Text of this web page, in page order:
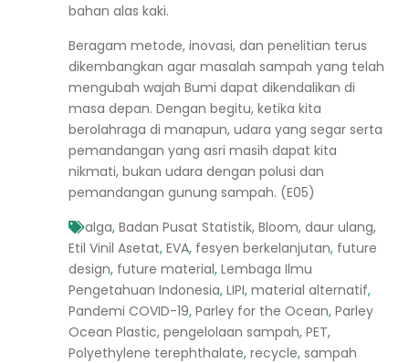
bahan alas kaki.
Beragam metode, inovasi, dan penelitian terus
dikembangkan agar masalah sampah yang telah
mengubah wajah Bumi dapat dikendalikan di
masa depan. Dengan begitu, ketika kita
berolahraga di manapun, udara yang segar serta
pemandangan yang asri masih dapat kita
nikmati, bukan udara dengan polusi dan
pemandangan gunung sampah. (E05)
alga, Badan Pusat Statistik, Bloom, daur ulang,
Etil Vinil Asetat, EVA, fesyen berkelanjutan, future
design, future material, Lembaga Ilmu
Pengetahuan Indonesia, LIPI, material alternatif,
Pandemi COVID-19, Parley for the Ocean, Parley
Ocean Plastic, pengelolaan sampah, PET,
Polyethylene terephthalate, recycle, sampah